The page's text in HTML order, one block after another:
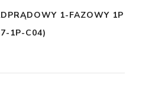
1-FAZOWY 1P
1P-C04)